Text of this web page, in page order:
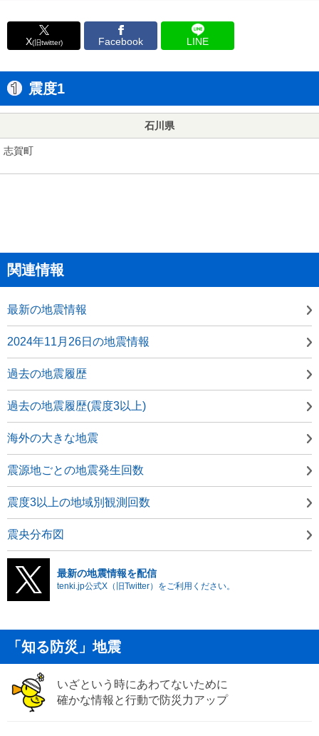
X(旧twitter) Facebook LINE
震度1
石川県
志賀町
関連情報
最新の地震情報
2024年11月26日の地震情報
過去の地震履歴
過去の地震履歴(震度3以上)
海外の大きな地震
震源地ごとの地震発生回数
震度3以上の地域別観測回数
震央分布図
最新の地震情報を配信
tenki.jp公式X（旧Twitter）をご利用ください。
「知る防災」地震
いざという時にあわてないために
確かな情報と行動で防災力アップ